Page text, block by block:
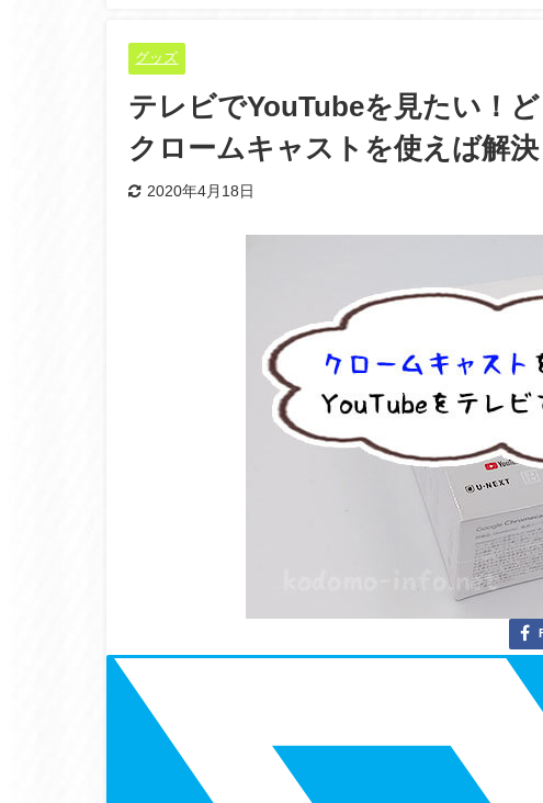
グッズ
テレビでYouTubeを見たい！
クロームキャストを使えば解決
2020年4月18日